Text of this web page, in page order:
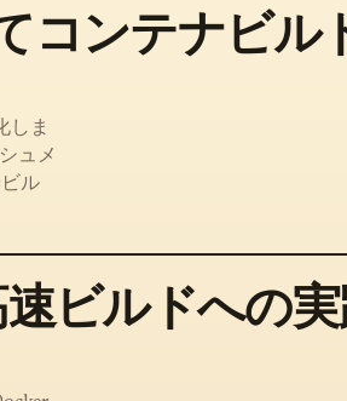
コンテナビル
しま
ュメ
ル
ビルドへの